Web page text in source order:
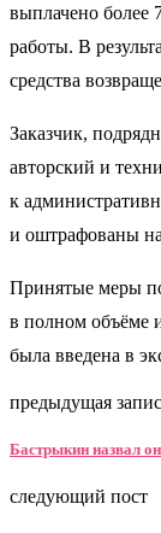
выплачено более
работы. В
средства
Заказчик,
авторский и
к
и оштрафованы
Принятые меры
в полном объёме
была введена в
предыдущая
Бастрыкин назвал
следующий пост